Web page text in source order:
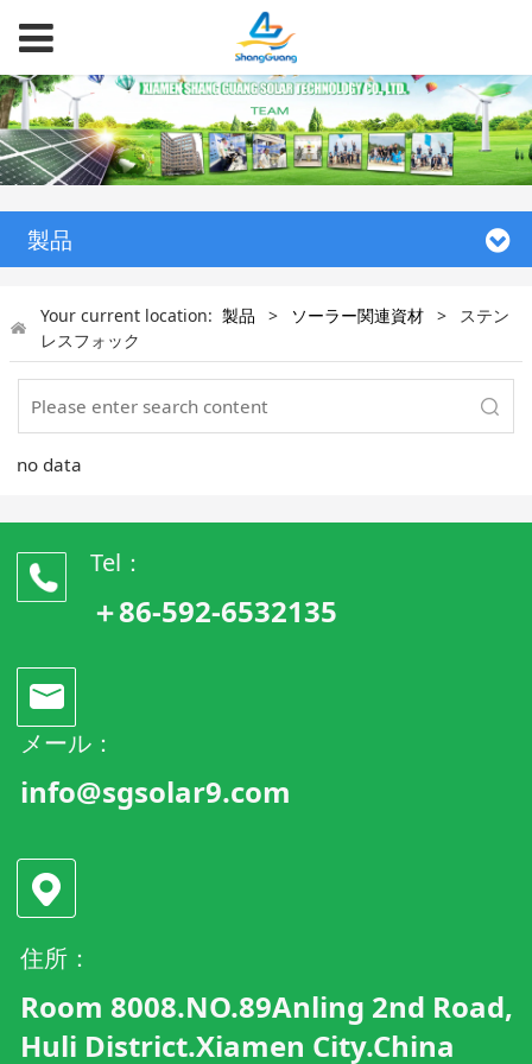
製品
Your current location: 製品 > ソーラー関連資材 >
ステン
レスフォック
no data
Tel：
＋86-592-6532135
メール：
info@sgsolar9.com
住所：
Room 8008.NO.89Anling 2nd Road,
Huli District.Xiamen City.China